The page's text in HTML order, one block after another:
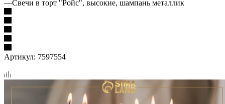
—Свечи в торт "Ройс", высокие, шампань металлик
Артикул: 7597554